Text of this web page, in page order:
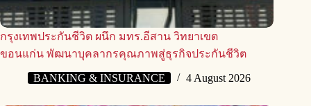
กรุงเทพประกันชีวิต ผนึก มทร.อีสาน วิทยาเขต
ขอนแก่น พัฒนาบุคลากรคุณภาพสู่ธุรกิจประกันชีวิต
BANKING & INSURANCE 4 August 2026